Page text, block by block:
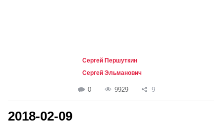
Сергей Першуткин
Сергей Эльманович
0 9929 9
2018-02-09